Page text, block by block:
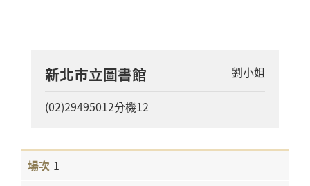
新北市立圖書館 劉小姐
(02)29495012分機12
1